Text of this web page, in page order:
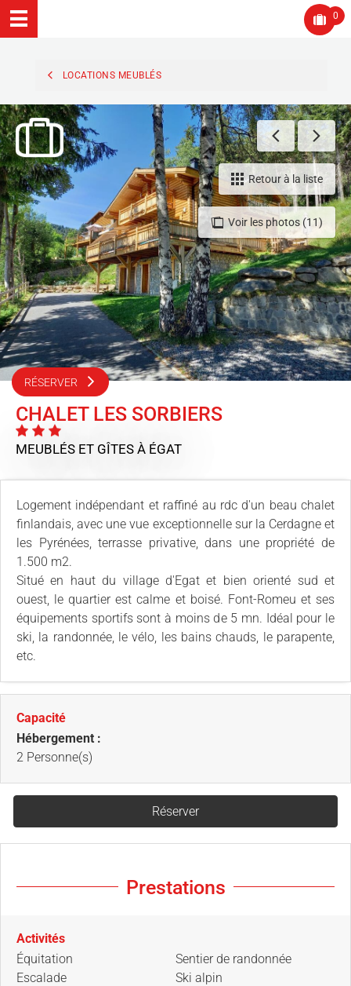
0
LOCATIONS MEUBLÉS
Voir les photos (11)
Retour à la liste
RÉSERVER
CHALET LES SORBIERS
MEUBLÉS ET GÎTES À ÉGAT
Logement indépendant et raffiné au rdc d'un beau chalet
finlandais, avec une vue exceptionnelle sur la Cerdagne et
les Pyrénées, terrasse privative, dans une propriété de
1.500 m2.
Situé en haut du village d'Egat et bien orienté sud et
ouest, le quartier est calme et boisé. Font-Romeu et ses
équipements sportifs sont à moins de 5 mn. Idéal pour le
ski, la randonnée, le vélo, les bains chauds, le parapente,
etc.
Capacité
Hébergement :
2 Personne(s)
Réserver
Prestations
Activités
Équitation
Escalade
Sentier de randonnée
Ski alpin